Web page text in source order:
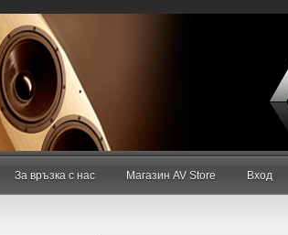
въведи своето потребителско име
За връзка с нас Магазин AV Store Вход